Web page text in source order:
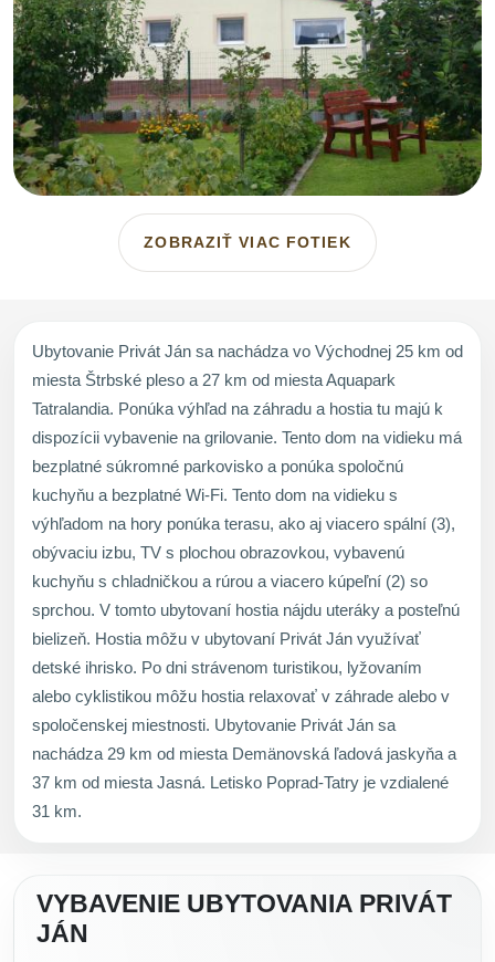
ZOBRAZIŤ VIAC FOTIEK
Ubytovanie Privát Ján sa nachádza vo Východnej 25 km od
miesta Štrbské pleso a 27 km od miesta Aquapark
Tatralandia. Ponúka výhľad na záhradu a hostia tu majú k
dispozícii vybavenie na grilovanie. Tento dom na vidieku má
bezplatné súkromné parkovisko a ponúka spoločnú
kuchyňu a bezplatné Wi-Fi. Tento dom na vidieku s
výhľadom na hory ponúka terasu, ako aj viacero spální (3),
obývaciu izbu, TV s plochou obrazovkou, vybavenú
kuchyňu s chladničkou a rúrou a viacero kúpeľní (2) so
sprchou. V tomto ubytovaní hostia nájdu uteráky a posteľnú
bielizeň. Hostia môžu v ubytovaní Privát Ján využívať
detské ihrisko. Po dni strávenom turistikou, lyžovaním
alebo cyklistikou môžu hostia relaxovať v záhrade alebo v
spoločenskej miestnosti. Ubytovanie Privát Ján sa
nachádza 29 km od miesta Demänovská ľadová jaskyňa a
37 km od miesta Jasná. Letisko Poprad-Tatry je vzdialené
31 km.
VYBAVENIE UBYTOVANIA PRIVÁT
JÁN